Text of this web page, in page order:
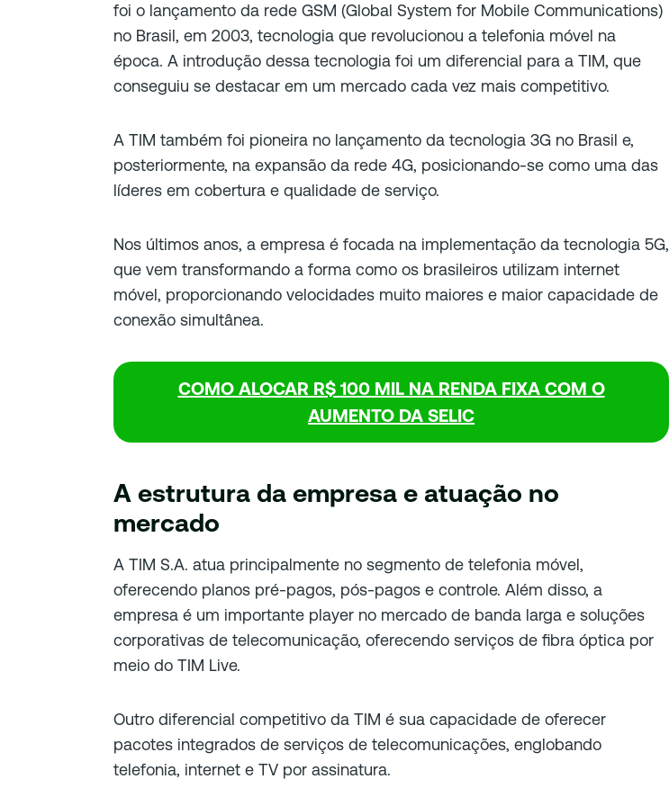
foi o lançamento da rede GSM (Global System for Mobile Communications)
no Brasil, em 2003, tecnologia que revolucionou a telefonia móvel na
época. A introdução dessa tecnologia foi um diferencial para a TIM, que
conseguiu se destacar em um mercado cada vez mais competitivo.
A TIM também foi pioneira no lançamento da tecnologia 3G no Brasil e,
posteriormente, na expansão da rede 4G, posicionando-se como uma das
líderes em cobertura e qualidade de serviço.
Nos últimos anos, a empresa é focada na implementação da tecnologia 5G,
que vem transformando a forma como os brasileiros utilizam internet
móvel, proporcionando velocidades muito maiores e maior capacidade de
conexão simultânea.
COMO ALOCAR R$ 100 MIL NA RENDA FIXA COM O
AUMENTO DA SELIC
A estrutura da empresa e atuação no
mercado
A TIM S.A. atua principalmente no segmento de telefonia móvel,
oferecendo planos pré-pagos, pós-pagos e controle. Além disso, a
empresa é um importante player no mercado de banda larga e soluções
corporativas de telecomunicação, oferecendo serviços de fibra óptica por
meio do TIM Live.
Outro diferencial competitivo da TIM é sua capacidade de oferecer
pacotes integrados de serviços de telecomunicações, englobando
telefonia, internet e TV por assinatura.